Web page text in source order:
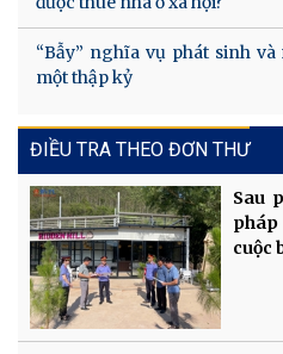
“Bẫy” nghĩa vụ phát sinh
một thập kỷ
ĐIỀU TRA THEO ĐƠN THƯ
Sau
cuộc